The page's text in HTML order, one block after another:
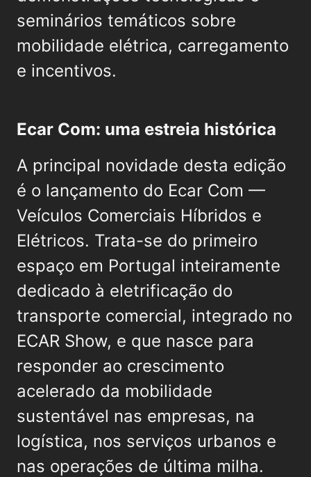
seminários temáticos sobre
mobilidade elétrica, carregamento
e incentivos.
Ecar Com: uma estreia histórica
A principal novidade desta edição
é o lançamento do Ecar Com —
Veículos Comerciais Híbridos e
Elétricos. Trata-se do primeiro
espaço em Portugal inteiramente
dedicado à eletrificação do
transporte comercial, integrado no
ECAR Show, e que nasce para
responder ao crescimento
acelerado da mobilidade
sustentável nas empresas, na
logística, nos serviços urbanos e
nas operações de última milha.